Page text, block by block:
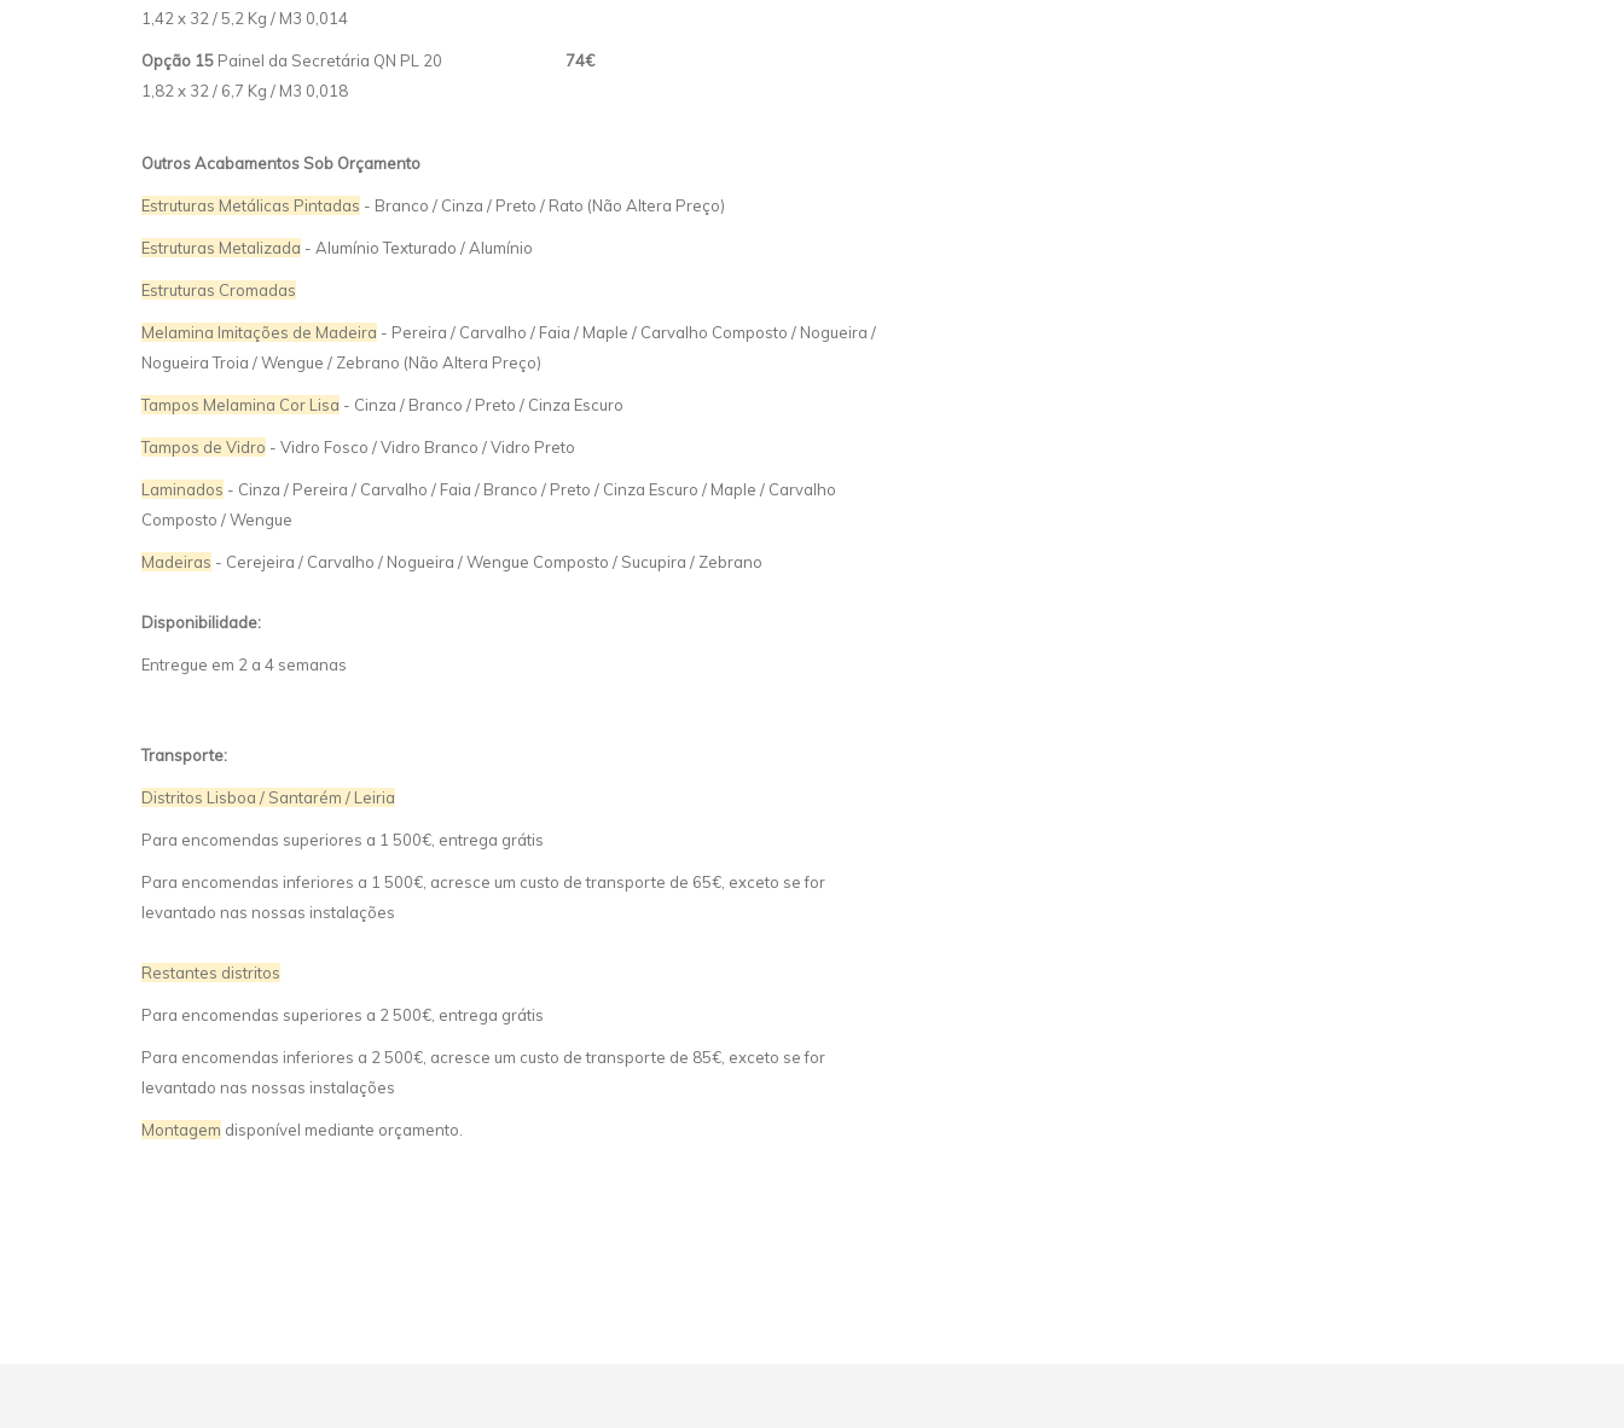
1,42 x 32 / 5,2 Kg / M3 0,014
Opção 15 Painel da Secretária QN PL 20 74€
1,82 x 32 / 6,7 Kg / M3 0,018
Outros Acabamentos Sob Orçamento
Estruturas Metálicas Pintadas - Branco / Cinza / Preto / Rato (Não Altera Preço)
Estruturas Metalizada - Alumínio Texturado / Alumínio
Estruturas Cromadas
Melamina Imitações de Madeira - Pereira / Carvalho / Faia / Maple / Carvalho Composto / Nogueira /
Nogueira Troia / Wengue / Zebrano (Não Altera Preço)
Tampos Melamina Cor Lisa - Cinza / Branco / Preto / Cinza Escuro
Tampos de Vidro - Vidro Fosco / Vidro Branco / Vidro Preto
Laminados - Cinza / Pereira / Carvalho / Faia / Branco / Preto / Cinza Escuro / Maple / Carvalho
Composto / Wengue
Madeiras - Cerejeira / Carvalho / Nogueira / Wengue Composto / Sucupira / Zebrano
Disponibilidade:
Entregue em 2 a 4 semanas
Transporte:
Distritos Lisboa / Santarém / Leiria
Para encomendas superiores a 1 500€, entrega grátis
Para encomendas inferiores a 1 500€, acresce um custo de transporte de 65€, exceto se for
levantado nas nossas instalações
Restantes distritos
Para encomendas superiores a 2 500€, entrega grátis
Para encomendas inferiores a 2 500€, acresce um custo de transporte de 85€, exceto se for
levantado nas nossas instalações
Montagem disponível mediante orçamento.